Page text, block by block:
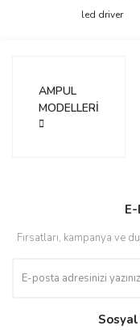
Ürün resmi
Bu ürüne benzer
led driver
AMPUL
MODELLERİ
Fırsatları, kampanya ve
Sosyal